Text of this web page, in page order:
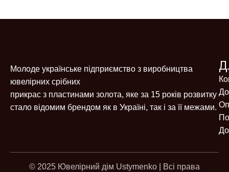
Молоде українське підприємство з виробництва
ювелірних срібних
прикрас з пластинами золота, яке за 15 років розвитку
стало відомим брендом як в Україні, так і за її межами.
© 2025 Ювелірний дім Ustymenko | Всі права